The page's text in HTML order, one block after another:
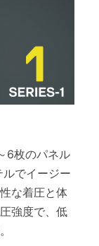
6枚のパネル
でイージー
な着圧と体
強度で、低